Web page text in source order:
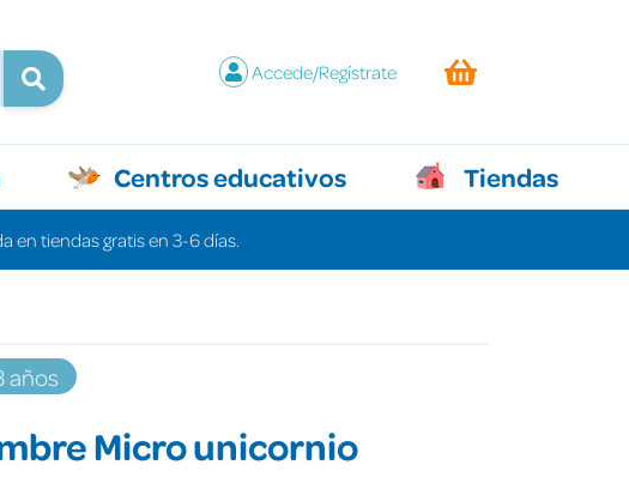
Accede/Regístrate
Centros educativos Tiendas
en tiendas gratis en 3-6 días.
años
Micro unicornio